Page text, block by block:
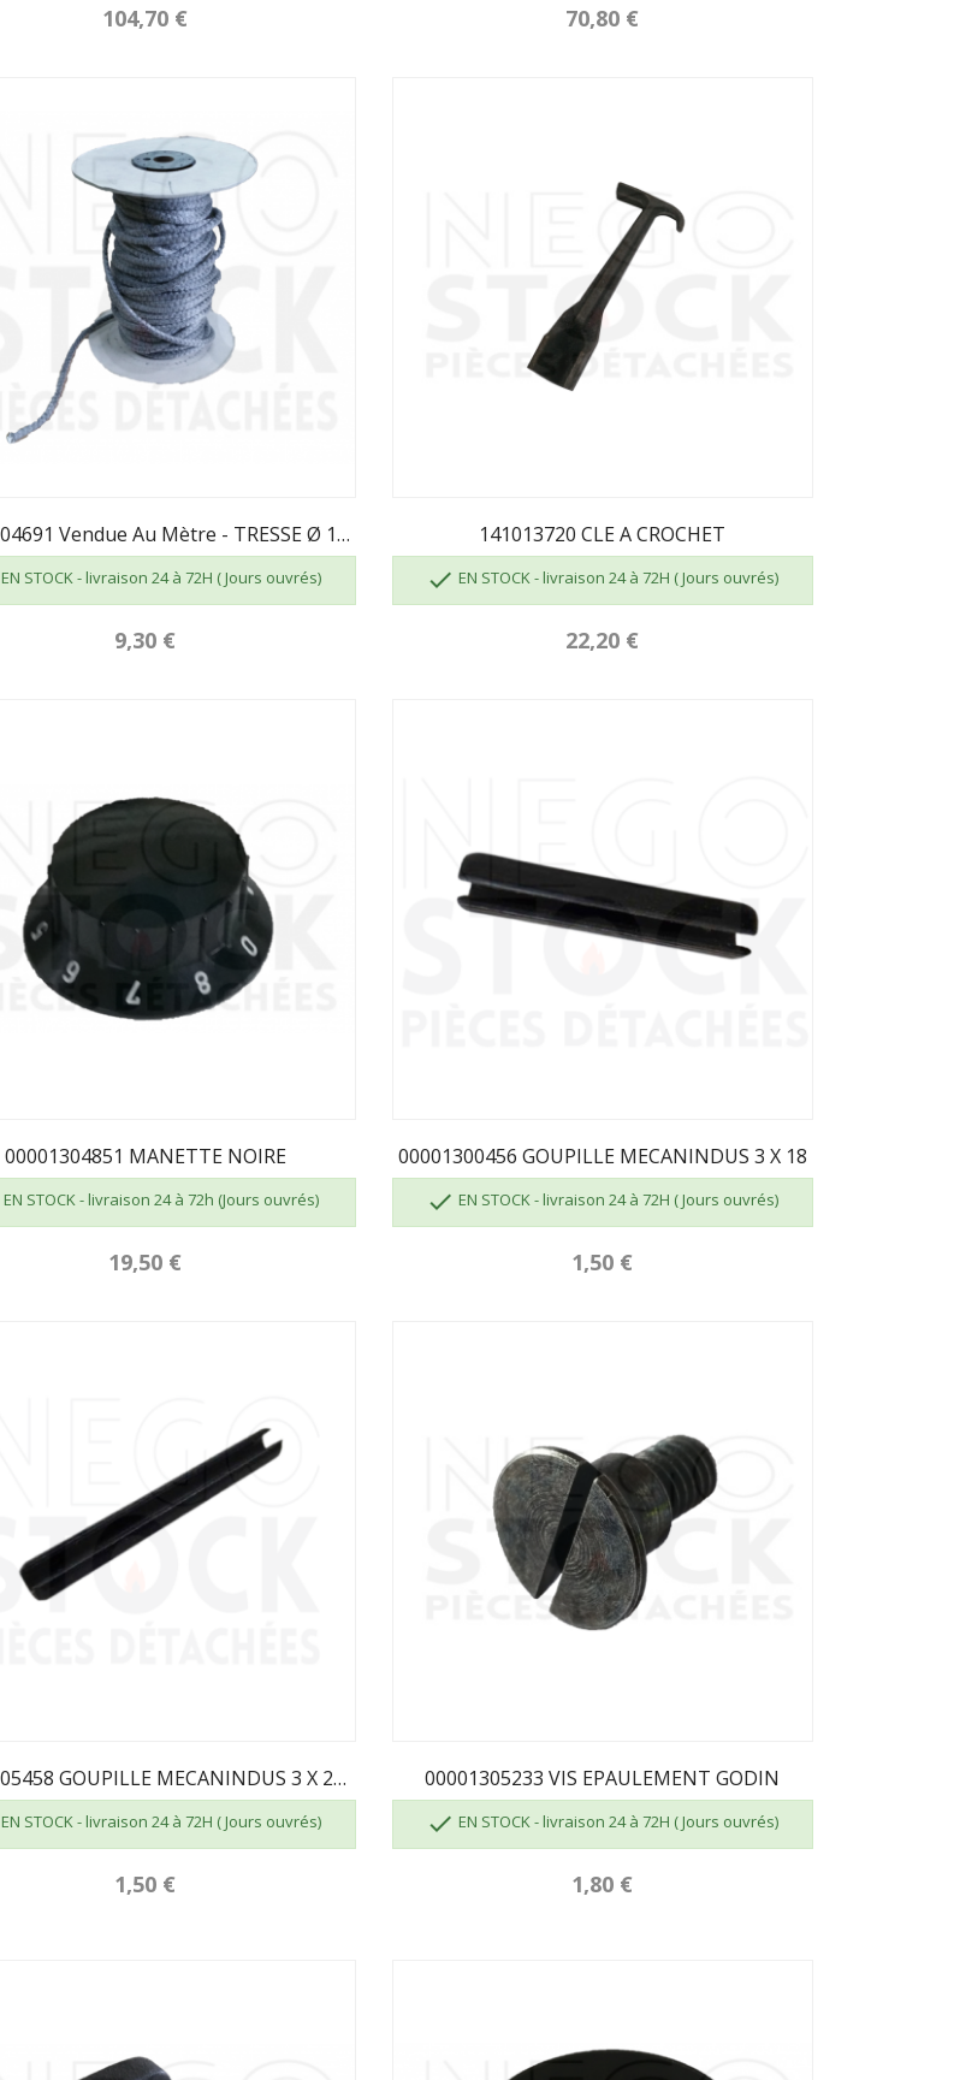
104,70 € 70,80 €
00001304691 Vendue Au Mètre - TRESSE Ø 10.5 Mm
EN STOCK - livraison 24 à 72H ( Jours ouvrés)
9,30 €
141013720 CLE A CROCHET
 EN STOCK - livraison 24 à 72H ( Jours ouvrés)
22,20 €
00001304851 MANETTE NOIRE
EN STOCK - livraison 24 à 72h (Jours ouvrés)
19,50 €
00001300456 GOUPILLE MECANINDUS 3 X 18
 EN STOCK - livraison 24 à 72H ( Jours ouvrés)
1,50 €
00001305458 GOUPILLE MECANINDUS 3 X 28 GODIN
EN STOCK - livraison 24 à 72H ( Jours ouvrés)
1,50 €
00001305233 VIS EPAULEMENT GODIN
 EN STOCK - livraison 24 à 72H ( Jours ouvrés)
1,80 €